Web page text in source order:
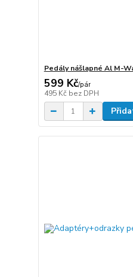
Pedály nášlapné Al M-
599 Kč/pár
495 Kč bez DPH